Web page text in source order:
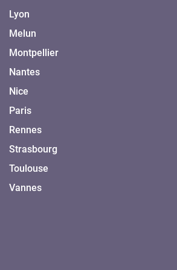
Lyon
Melun
Montpellier
Nantes
Nice
Paris
Rennes
Strasbourg
Toulouse
Vannes